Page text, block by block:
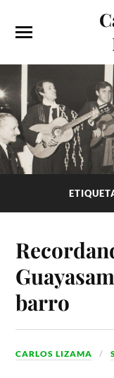
barro
CARLOS LIZAMA